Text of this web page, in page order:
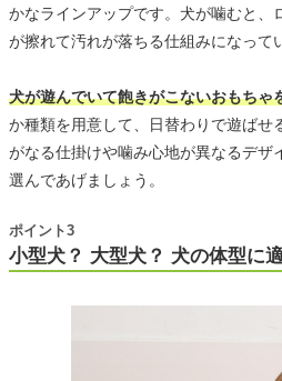
かなラインアップです。犬が噛むと、
が擦れて汚れが落ちる仕組みになって
犬が遊んでいて飽きがこないおもちゃ
か種類を用意して、日替わりで遊ばせ
がなる仕掛けや噛み心地が異なるデザ
選んであげましょう。
小型犬？ 大型犬？ 犬の体型に
ポイント3